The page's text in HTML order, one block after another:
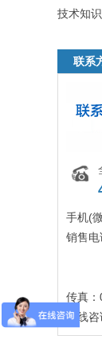
技术知识
联系
手机(
销售
传真
在线咨